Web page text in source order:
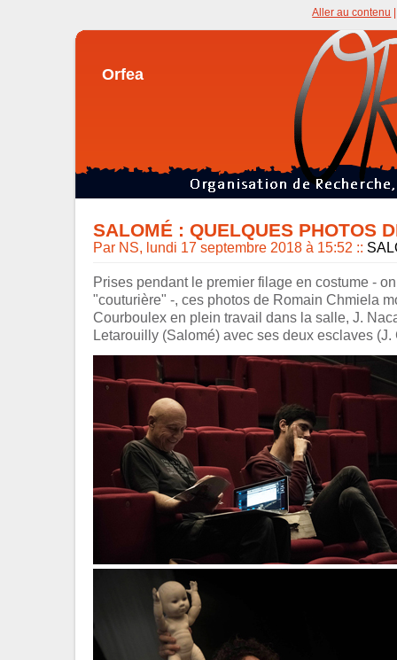
Orfea
Aller au contenu
SALOMÉ : QUELQUES PHOTOS
Par NS, lundi 17 septembre 2018 à 15:52 ::
Prises pendant le premier filage en costume -
"couturière" -, ces photos de Romain Chmiela
Courboulex en plein travail dans la salle, J.
Letarouilly (Salomé) avec ses deux esclaves